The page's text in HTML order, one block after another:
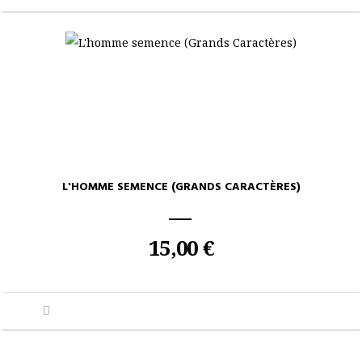
L'HOMME SEMENCE (GRANDS CARACTÈRES)
15,00 €